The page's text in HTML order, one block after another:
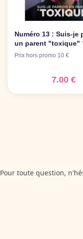
Pour toute question,